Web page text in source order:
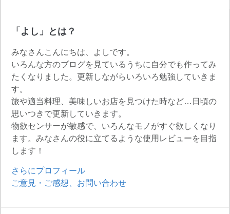
「よし」とは？
みなさんこんにちは、よしです。
いろんな方のブログを見ているうちに自分でも作ってみ
たくなりました。更新しながらいろいろ勉強していきま
す。
旅や適当料理、美味しいお店を見つけた時など…日頃の
思いつきで更新していきます。
物欲センサーが敏感で、いろんなモノがすぐ欲しくなり
ます。みなさんの役に立てるような使用レビューを目指
します！
さらにプロフィール
ご意見・ご感想、お問い合わせ